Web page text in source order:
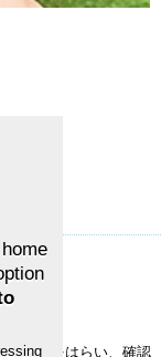
合せ
分注意をはらい、確認